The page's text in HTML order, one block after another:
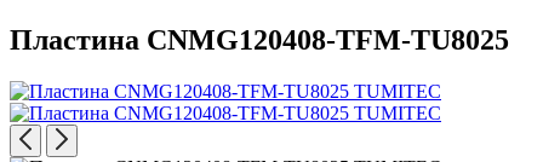
Пластина CNMG120408-TFM-TU8025